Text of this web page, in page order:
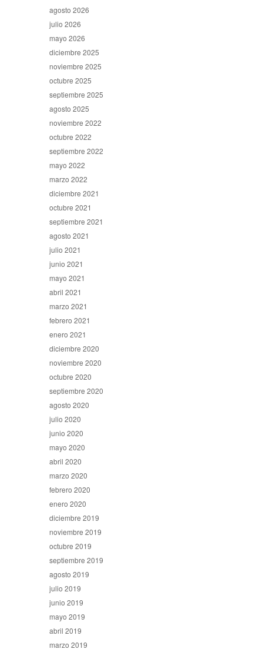
agosto 2026
julio 2026
mayo 2026
diciembre 2025
noviembre 2025
octubre 2025
septiembre 2025
agosto 2025
noviembre 2022
octubre 2022
septiembre 2022
mayo 2022
marzo 2022
diciembre 2021
octubre 2021
septiembre 2021
agosto 2021
julio 2021
junio 2021
mayo 2021
abril 2021
marzo 2021
febrero 2021
enero 2021
diciembre 2020
noviembre 2020
octubre 2020
septiembre 2020
agosto 2020
julio 2020
junio 2020
mayo 2020
abril 2020
marzo 2020
febrero 2020
enero 2020
diciembre 2019
noviembre 2019
octubre 2019
septiembre 2019
agosto 2019
julio 2019
junio 2019
mayo 2019
abril 2019
marzo 2019